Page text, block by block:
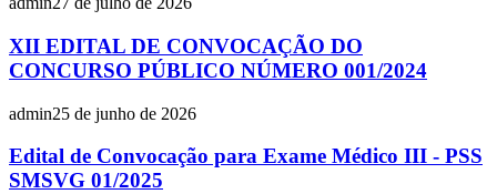
XII EDITAL DE CONVOCAÇÃO DO
CONCURSO PÚBLICO NÚMERO 001/2024
admin25 de junho de 2026
Edital de Convocação para Exame Médico III - PSS
SMSVG 01/2025